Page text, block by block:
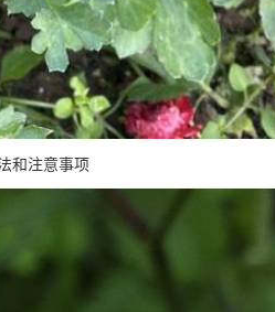
和注意事项